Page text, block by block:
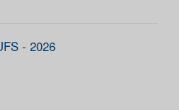
- 2026